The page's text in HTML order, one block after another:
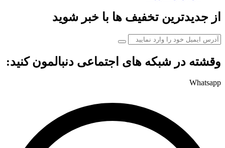
از جدیدترین تخفیف ها با خبر شوید
وقشته در شبکه های اجتماعی دنبالمون کنید:
Whatsapp